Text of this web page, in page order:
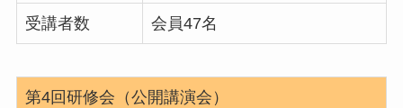
受講者数 会員47名
第4回研修会（公開講演会）